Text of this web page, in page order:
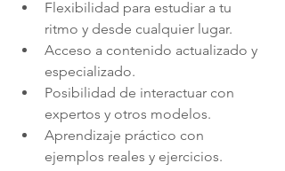
Flexibilidad para estudiar a tu
ritmo y desde cualquier lugar.
Acceso a contenido actualizado y
especializado.
Posibilidad de interactuar con
expertos y otros modelos.
Aprendizaje práctico con
ejemplos reales y ejercicios.